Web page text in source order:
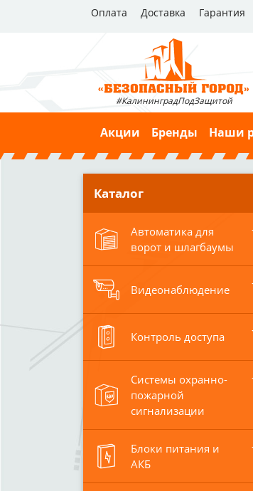
Оплата Доставка Гарантия
#КалининградПодЗащитой
Акции Бренды Наши
Каталог
Автоматика для
ворот и шлагбаумы
Видеонаблюдение
Контроль доступа
Системы охранно-
пожарной
сигнализации
Блоки питания и
АКБ